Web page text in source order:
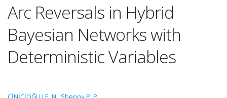
Arc Reversals in Hybrid
Bayesian Networks with
Deterministic Variables